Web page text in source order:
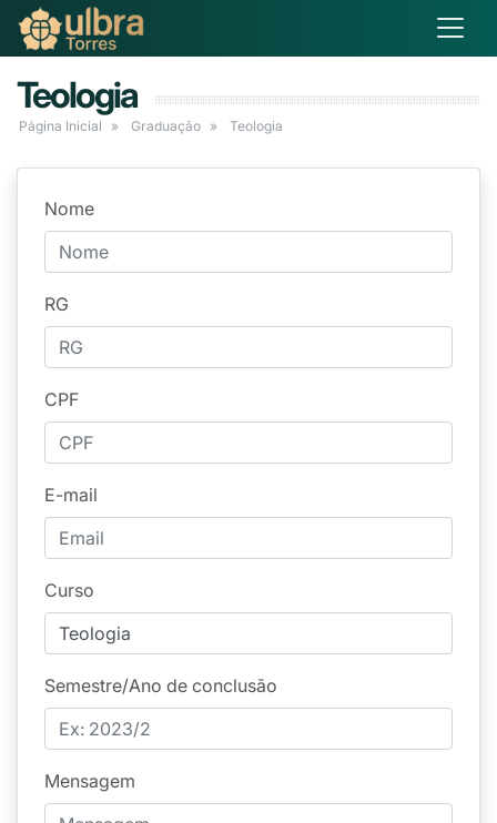
Teologia
Página Inicial Graduação Teologia
Nome
RG
CPF
E-mail
Curso
Semestre/Ano de conclusão
Mensagem